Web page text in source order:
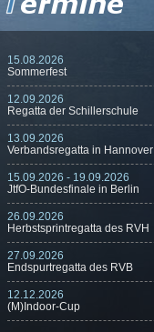
15.08.2026
Sommerfest
12.09.2026
Regatta der Schillerschule
13.09.2026
Verbandsregatta in Hannover
15.09.2026 - 19.09.2026
JtfO-Bundesfinale in Berlin
26.09.2026
Herbstsprintregatta des RVH
27.09.2026
Endspurtregatta des RVB
12.12.2026
(M)Indoor-Cup